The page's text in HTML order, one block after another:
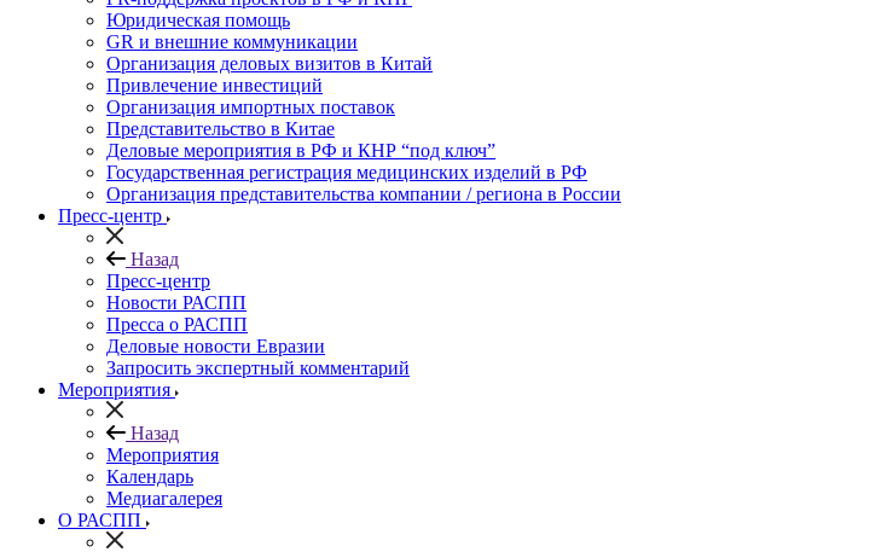
Юридическая помощь
GR и внешние коммуникации
Организация деловых визитов в Китай
Привлечение инвестиций
Организация импортных поставок
Представительство в Китае
Деловые мероприятия в РФ и КНР “под ключ”
Государственная регистрация медицинских изделий в РФ
Организация представительства компании / региона в России
Пресс-центр
Назад
Пресс-центр
Новости РАСПП
Пресса о РАСПП
Деловые новости Евразии
Запросить экспертный комментарий
Мероприятия
Назад
Мероприятия
Календарь
Медиагалерея
О РАСПП